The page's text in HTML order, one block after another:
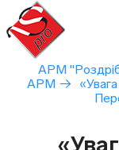
Перейти
до
вмісту
АРМ
АРМ →